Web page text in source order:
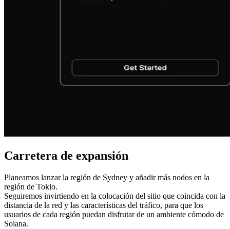
Carretera de expansión
Planeamos lanzar la región de Sydney y añadir más nodos en la
región de Tokio.
Seguiremos invirtiendo en la colocación del sitio que coincida con la
distancia de la red y las características del tráfico, para que los
usuarios de cada región puedan disfrutar de un ambiente cómodo de
Solana.